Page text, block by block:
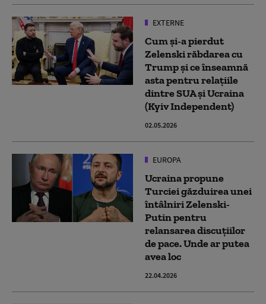
EXTERNE
Cum și-a pierdut
Zelenski răbdarea cu
Trump și ce înseamnă
asta pentru relațiile
dintre SUA și Ucraina
(Kyiv Independent)
02.05.2026
EUROPA
Ucraina propune
Turciei găzduirea unei
întâlniri Zelenski-
Putin pentru
relansarea discuțiilor
de pace. Unde ar putea
avea loc
22.04.2026